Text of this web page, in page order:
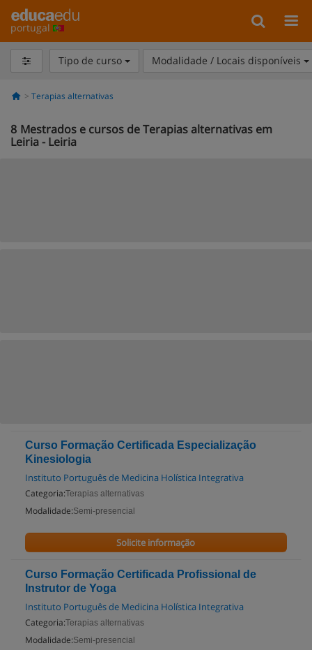
portugal
Tipo de curso Modalidade / Locais disponíveis
Terapias alternativas
8 Mestrados e cursos de Terapias alternativas em
Leiria - Leiria
Curso Formação Certificada Especialização
Kinesiologia
Instituto Português de Medicina Holística Integrativa
Categoria:Terapias alternativas
Modalidade:Semi-presencial
Solicite informação
Curso Formação Certificada Profissional de
Instrutor de Yoga
Instituto Português de Medicina Holística Integrativa
Categoria:Terapias alternativas
Modalidade:Semi-presencial